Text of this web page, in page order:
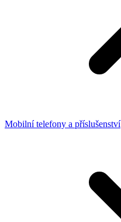
Mobilní telefony a příslušenství